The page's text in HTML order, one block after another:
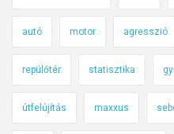
autó motor agresszió
repülőtér statisztika
útfelújítás maxxus